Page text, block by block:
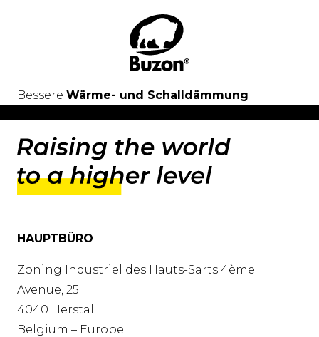
Bessere Wärme- und Schalldämmung
HAUPTBÜRO
Zoning Industriel des Hauts-Sarts 4ème
Avenue, 25
4040 Herstal
Belgium – Europe